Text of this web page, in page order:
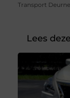
Transport Deurne
Lees deze